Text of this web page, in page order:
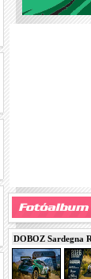
DOBOZ Sardegna